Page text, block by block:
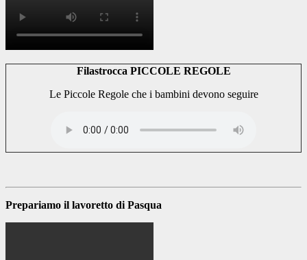
Filastrocca PICCOLE REGOLE
Le Piccole Regole che i bambini devono seguire
Prepariamo il lavoretto di Pasqua